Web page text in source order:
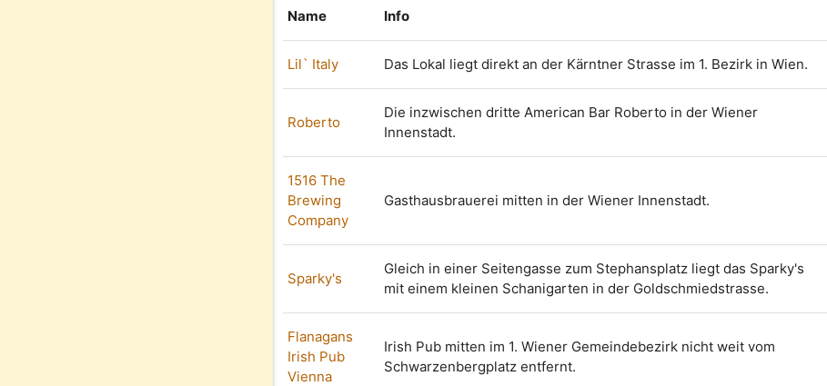
Name Info
Lil` Italy Das Lokal liegt direkt an der Kärntner Strasse im 1. Bezirk in Wien.
Roberto
Die inzwischen dritte American Bar Roberto in der Wiener
Innenstadt.
1516 The
Brewing
Company
Gasthausbrauerei mitten in der Wiener Innenstadt.
Sparky's
Gleich in einer Seitengasse zum Stephansplatz liegt das Sparky's
mit einem kleinen Schanigarten in der Goldschmiedstrasse.
Flanagans
Irish Pub
Vienna
Irish Pub mitten im 1. Wiener Gemeindebezirk nicht weit vom
Schwarzenbergplatz entfernt.